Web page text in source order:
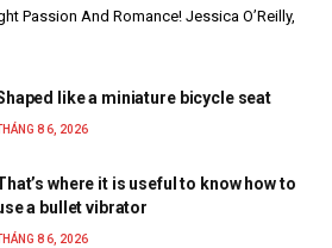
Passion And Romance! Jessica O’Reilly,
like a miniature bicycle seat
8 6, 2026
where it is useful to know how to
a bullet vibrator
8 6, 2026